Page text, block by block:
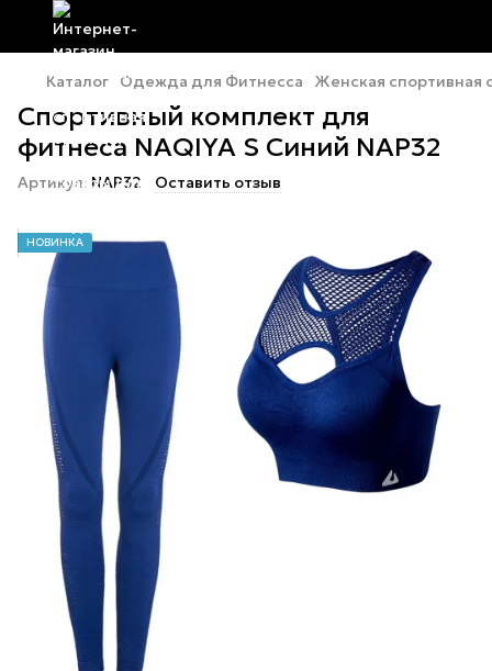
Каталог Одежда для Фитнесса Женская спортивная
Спортивный комплект для
фитнеса NAQIYA S Синий NAP32
Артикул: NAP32 Оставить отзыв
НОВИНКА